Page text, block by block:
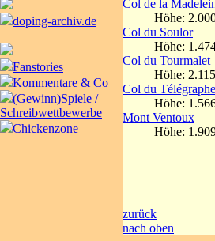
doping-archiv.de
Fanstories
Kommentare & Co
(Gewinn)Spiele /
Schreibwettbewerbe
Chickenzone
Col de la
Höhe:
Col du Soulor
Höhe:
Col du Tourmalet
Höhe:
Col du Télégraphe
Höhe:
Mont Ventoux
Höhe:
zurück
nach oben